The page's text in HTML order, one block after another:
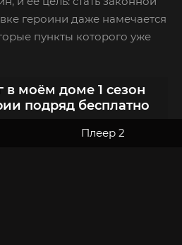
героини даже намечается
пункты которого уже
в моём доме 1 сезон
подряд бесплатно
Плеер 2